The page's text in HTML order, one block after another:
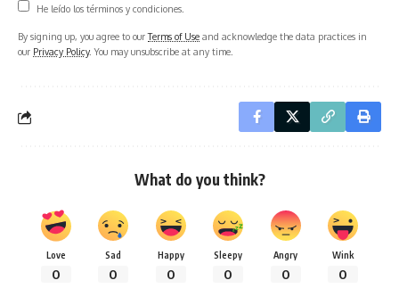
He leído los términos y condiciones.
By signing up, you agree to ourTerms of Use and acknowledge the data practices in
our Privacy Policy. You may unsubscribe at any time.
What do you think?
Love
0
Sad
0
Happy
0
Sleepy
0
Angry
0
Wink
0